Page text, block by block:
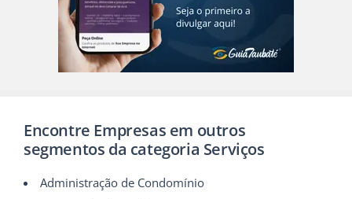
Encontre Empresas em outros
segmentos da categoria Serviços
Administração de Condomínio